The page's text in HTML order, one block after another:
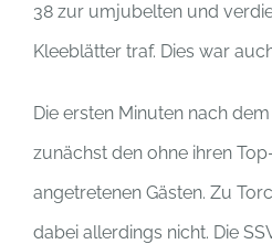
38 zur umjubelten und
Kleeblätter traf. Dies war
Die ersten Minuten nach
zunächst den ohne ihren
angetretenen Gästen. Zu
dabei allerdings nicht. Die